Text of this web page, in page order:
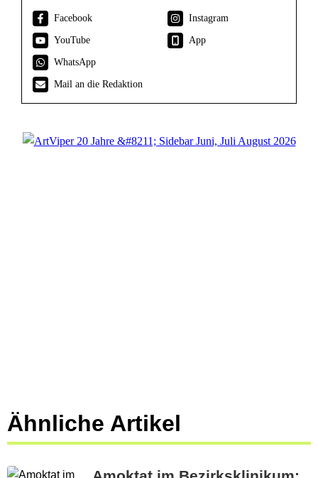
Facebook
Instagram
YouTube
App
WhatsApp
Mail an die Redaktion
Ähnliche Artikel